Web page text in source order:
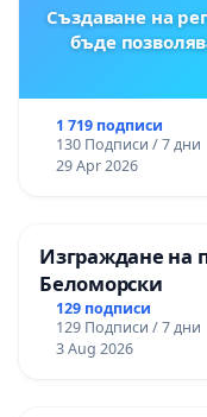
Създаване на
бъде
1 719 подписи
130 Подписи / 7 дни
29 Apr 2026
Изграждане на
Беломорски
129 подписи
129 Подписи / 7 дни
3 Aug 2026